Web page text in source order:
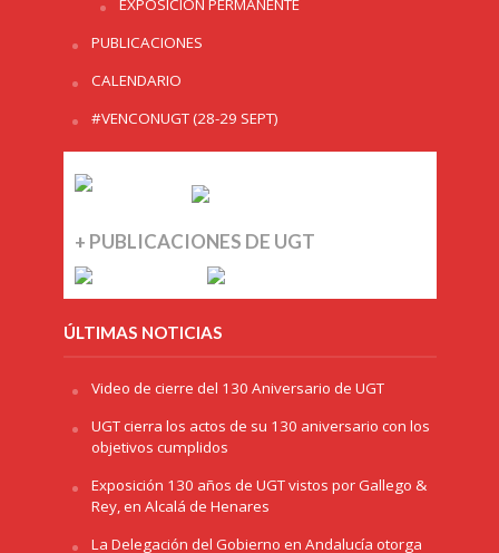
EXPOSICIÓN PERMANENTE
PUBLICACIONES
CALENDARIO
#VENCONUGT (28-29 SEPT)
+ PUBLICACIONES DE UGT
ÚLTIMAS NOTICIAS
Video de cierre del 130 Aniversario de UGT
UGT cierra los actos de su 130 aniversario con los
objetivos cumplidos
Exposición 130 años de UGT vistos por Gallego &
Rey, en Alcalá de Henares
La Delegación del Gobierno en Andalucía otorga